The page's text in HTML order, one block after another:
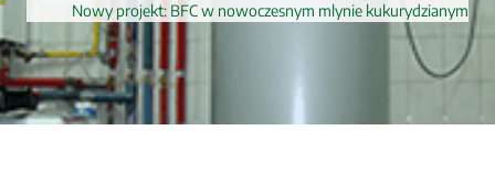
Nowy projekt: BFC w nowoczesnym mlynie kukurydzianym